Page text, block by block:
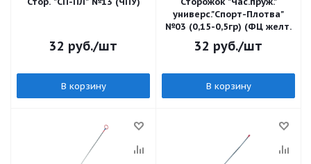
32 руб./шт
В корзину
универс."Спорт-Плотва"
№03 (0,15-0,5гр) (ФЦ желт.
32 руб./шт
В корзину